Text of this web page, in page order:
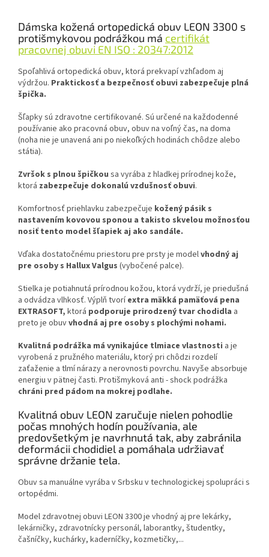
Dámska kožená ortopedická obuv LEON 3300 s
protišmykovou podrážkou má certifikát
pracovnej obuvi EN ISO : 20347:2012
Spoľahlivá ortopedická obuv, ktorá prekvapí vzhľadom aj
výdržou. Praktickosť a bezpečnosť obuvi zabezpečuje plná
špička.
Šľapky sú zdravotne certifikované. Sú určené na každodenné
používanie ako pracovná obuv, obuv na voľný čas, na doma
(noha nie je unavená ani po niekoľkých hodinách chôdze alebo
státia).
Zvršok s plnou špičkou sa vyrába z hladkej prírodnej kože,
ktorá zabezpečuje dokonalú vzdušnosť obuvi.
Komfortnosť priehlavku zabezpečuje kožený pásik s
nastavením kovovou sponou a takisto skvelou možnosťou
nosiť tento model šľapiek aj ako sandále.
Vďaka dostatočnému priestoru pre prsty je modelvhodný aj
pre osoby s Hallux Valgus (vybočené palce).
Stielka je potiahnutá prírodnou kožou, ktorá vydrží, je priedušná
a odvádza vlhkosť. Výplň tvoríextra mäkká pamäťová pena
EXTRASOFT, ktorá podporuje prirodzený tvar chodidla a
preto je obuvvhodná aj pre osoby s plochými nohami.
Kvalitná podrážka má vynikajúce tlmiace vlastnosti a je
vyrobená z pružného materiálu, ktorý pri chôdzi rozdelí
zaťaženie a tlmí nárazy a nerovnosti povrchu. Navyše absorbuje
energiu v pätnej časti. Protišmyková anti - shock podrážka
chráni pred pádom na mokrej podlahe.
Kvalitná obuv LEON zaručuje nielen pohodlie
počas mnohých hodín používania, ale
predovšetkým je navrhnutá tak, aby zabránila
deformácii chodidiel a pomáhala udržiavať
správne držanie tela.
Obuv sa manuálne vyrába v Srbsku v technologickej spolupráci s
ortopédmi.
Model zdravotnej obuvi LEON 3300 je vhodný aj pre lekárky,
lekárničky, zdravotnícky personál, laborantky, študentky,
čašníčky, kuchárky, kaderníčky, kozmetičky,...